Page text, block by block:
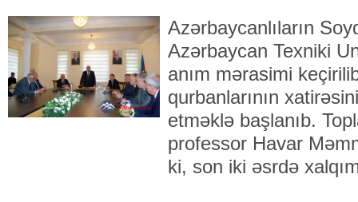
Azərbaycanlıların
Azərbaycan Texniki
anım mərasimi
qurbanlarının
etməklə başlanıb.
professor Havar
ki, son iki əsrdə